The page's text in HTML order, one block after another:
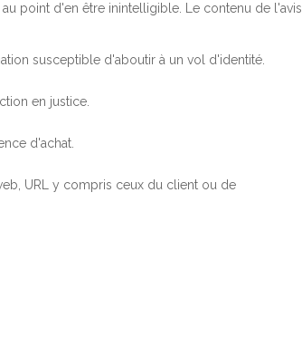
point d'en être inintelligible. Le contenu de l'avis
susceptible d'aboutir à un vol d'identité.
en justice.
d'achat.
URL y compris ceux du client ou de